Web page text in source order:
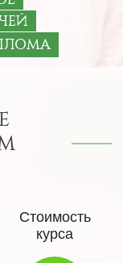
Стоимость
курса